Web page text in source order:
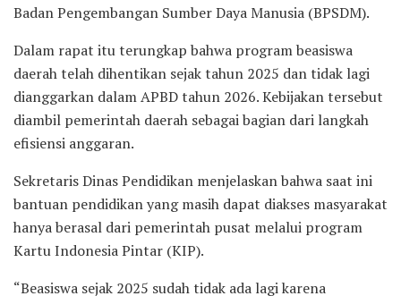
Badan Pengembangan Sumber Daya Manusia (BPSDM).
Dalam rapat itu terungkap bahwa program beasiswa
daerah telah dihentikan sejak tahun 2025 dan tidak lagi
dianggarkan dalam APBD tahun 2026. Kebijakan tersebut
diambil pemerintah daerah sebagai bagian dari langkah
efisiensi anggaran.
Sekretaris Dinas Pendidikan menjelaskan bahwa saat ini
bantuan pendidikan yang masih dapat diakses masyarakat
hanya berasal dari pemerintah pusat melalui program
Kartu Indonesia Pintar (KIP).
“Beasiswa sejak 2025 sudah tidak ada lagi karena